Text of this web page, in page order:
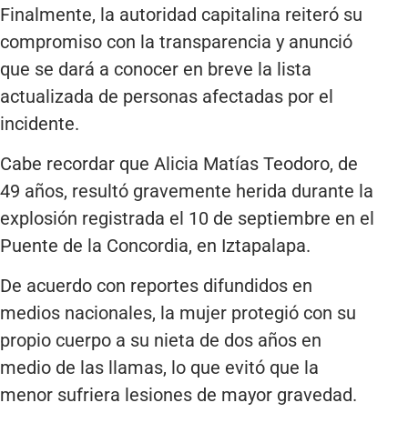
Finalmente, la autoridad capitalina reiteró su
compromiso con la transparencia y anunció
que se dará a conocer en breve la lista
actualizada de personas afectadas por el
incidente.
Cabe recordar que Alicia Matías Teodoro, de
49 años, resultó gravemente herida durante la
explosión registrada el 10 de septiembre en el
Puente de la Concordia, en Iztapalapa.
De acuerdo con reportes difundidos en
medios nacionales, la mujer protegió con su
propio cuerpo a su nieta de dos años en
medio de las llamas, lo que evitó que la
menor sufriera lesiones de mayor gravedad.